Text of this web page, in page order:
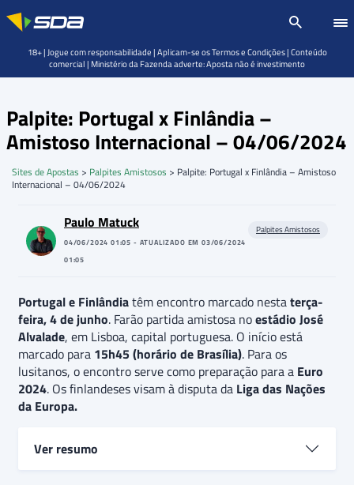
Palpite: Portugal x Finlândia –
Amistoso Internacional – 04/06/2024
Sites de Apostas > Palpites Amistosos > Palpite: Portugal x Finlândia – Amistoso
Internacional – 04/06/2024
Paulo Matuck
04/06/2024 01:05 - ATUALIZADO EM 03/06/2024
01:05
Palpites Amistosos
Portugal e Finlândiatêm encontro marcado nestaterça-
feira, 4 de junho. Farão partida amistosa noestádio José
Alvalade, em Lisboa, capital portuguesa. O início está
marcado para 15h45 (horário de Brasília). Para os
lusitanos, o encontro serve como preparação para a Euro
2024. Os finlandeses visam à disputa da Liga das Nações
da Europa.
Ver resumo
18+ | Jogue com responsabilidade | Aplicam-se os Termos e Condições | Conteúdo
comercial | Ministério da Fazenda adverte: Aposta não é investimento